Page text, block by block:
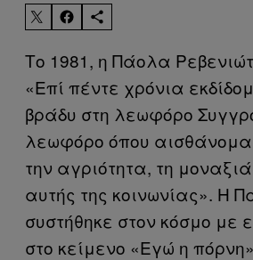
Το 1981, η Πάολα
«Επί πέντε χρόνια
βράδυ στη λεωφόρο
λεωφόρο όπου
την αγριότητα, τη
αυτής της κοινωνίας». Η
συστήθηκε στον κόσμο με
στο κείμενο «Εγώ η